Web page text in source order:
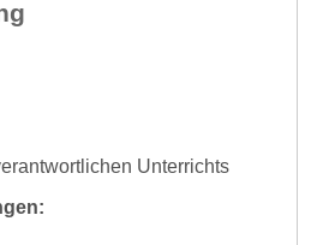
Unterrichts